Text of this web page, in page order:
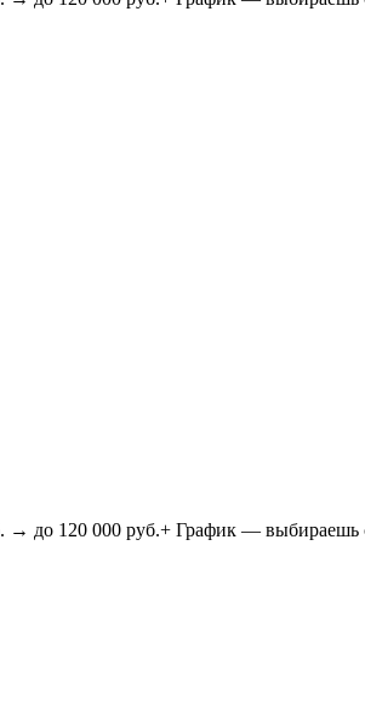
000 руб.+ График — выбираешь